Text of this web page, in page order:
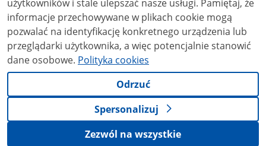
użytkowników i stale ulepszać nasze usługi. Pamiętaj, że
informacje przechowywane w plikach cookie mogą
pozwalać na identyfikację konkretnego urządzenia lub
przeglądarki użytkownika, a więc potencjalnie stanowić
dane osobowe. Polityka cookies
Odrzuć
Spersonalizuj
Zezwól na wszystkie